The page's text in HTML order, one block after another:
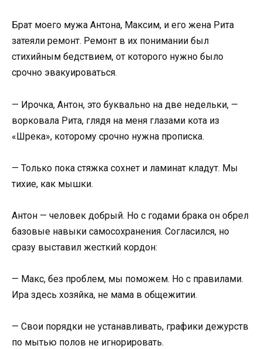
Брат моего мужа Антона, Максим, и его жена Рита
затеяли ремонт. Ремонт в их понимании был
стихийным бедствием, от которого нужно было
срочно эвакуироваться.
— Ирочка, Антон, это буквально на две недельки, —
ворковала Рита, глядя на меня глазами кота из
«Шрека», которому срочно нужна прописка.
— Только пока стяжка сохнет и ламинат кладут. Мы
тихие, как мышки.
Антон — человек добрый. Но с годами брака он обрел
базовые навыки самосохранения. Согласился, но
сразу выставил жесткий кордон:
— Макс, без проблем, мы поможем. Но с правилами.
Ира здесь хозяйка, не мама в общежитии.
— Свои порядки не устанавливать, графики дежурств
по мытью полов не игнорировать.